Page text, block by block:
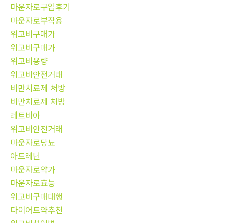
마운자로구입후기
마운자로부작용
위고비구매가
위고비구매가
위고비용량
위고비안전거래
비만치료제 처방
비만치료제 처방
레트비아
위고비안전거래
마운자로당뇨
아드레닌
마운자로약가
마운자로효능
위고비구매대행
다이어트약추천